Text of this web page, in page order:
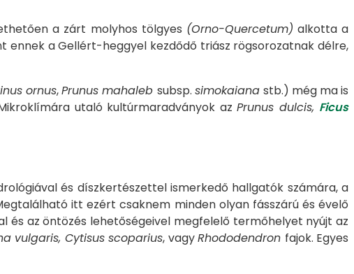
a zárt molyhos tölgyes (Orno-Quercetum) alkotta a
ennek a Gellért-heggyel kezdődő triász rögsorozatnak délre,
ornus,Prunus mahaleb subsp. simokaiana stb.) még ma is
utaló kultúrmaradványok az Prunus dulcis, Ficus
és díszkertészettel ismerkedő hallgatók számára, a
itt ezért csaknem minden olyan fásszárú és évelő
és az öntözés lehetőségeivel megfelelő termőhelyet nyújt az
vulgaris, Cytisus scoparius, vagyRhododendron fajok. Egyes